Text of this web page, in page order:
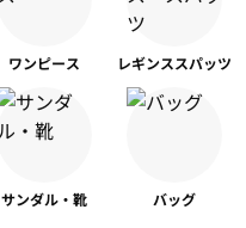
ワンピース レギンススパッツ
サンダル・靴 バッグ